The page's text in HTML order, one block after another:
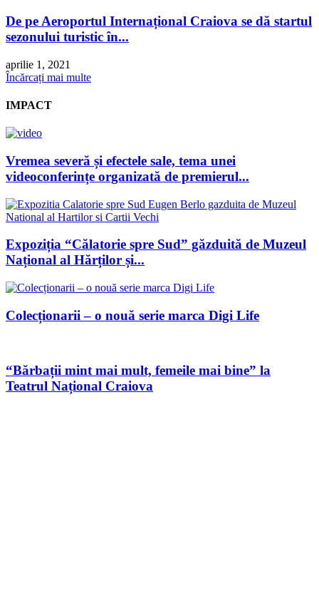
De pe Aeroportul Internațional Craiova se dă startul
sezonului turistic în...
aprilie 1, 2021
Încărcați mai multe
IMPACT
Vremea severă și efectele sale, tema unei
videoconferințe organizată de premierul...
Expoziția “Călatorie spre Sud” găzduită de Muzeul
Național al Hărților și...
Colecționarii – o nouă serie marca Digi Life
“Bărbații mint mai mult, femeile mai bine” la
Teatrul Național Craiova